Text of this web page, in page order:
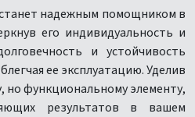
надежным помощником в
его индивидуальность и
и устойчивость
ее эксплуатацию. Уделив
но функциональному элементу,
результатов в вашем